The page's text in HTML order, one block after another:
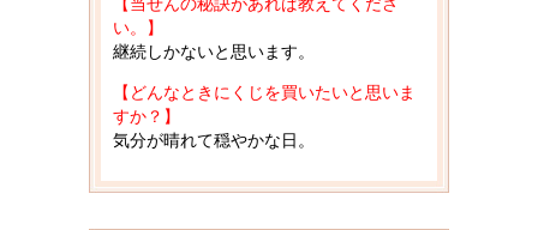
い。】
継続しかないと思います。
【どんなときにくじを買いたいと思いま
すか？】
気分が晴れて穏やかな日。